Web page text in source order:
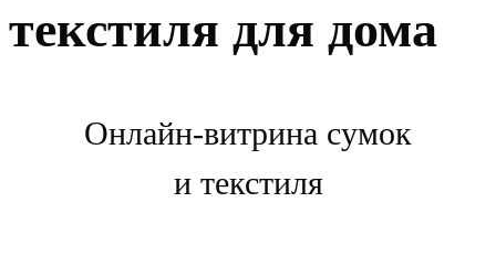
текстиля для дома
Онлайн-витрина сумок
и текстиля